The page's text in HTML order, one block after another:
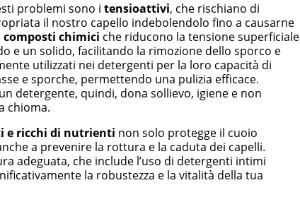
problemi sono i tensioattivi, che rischiano di
il nostro capello indebolendolo fino a causarne
composti chimici che riducono la tensione superficiale
e un solido, facilitando la rimozione dello sporco e
utilizzati nei detergenti per la loro capacità di
e sporche, permettendo una pulizia efficace.
detergente, quindi, dona sollievo, igiene e non
chioma.
e ricchi di nutrienti non solo protegge il cuoio
a prevenire la rottura e la caduta dei capelli.
adeguata, che include l’uso di detergenti intimi
la robustezza e la vitalità della tua